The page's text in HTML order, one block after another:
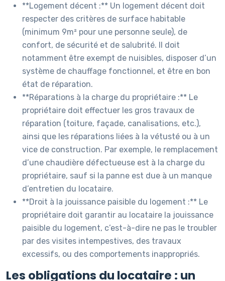
**Logement décent :** Un logement décent doit
respecter des critères de surface habitable
(minimum 9m² pour une personne seule), de
confort, de sécurité et de salubrité. Il doit
notamment être exempt de nuisibles, disposer d’un
système de chauffage fonctionnel, et être en bon
état de réparation.
**Réparations à la charge du propriétaire :** Le
propriétaire doit effectuer les gros travaux de
réparation (toiture, façade, canalisations, etc.),
ainsi que les réparations liées à la vétusté ou à un
vice de construction. Par exemple, le remplacement
d’une chaudière défectueuse est à la charge du
propriétaire, sauf si la panne est due à un manque
d’entretien du locataire.
**Droit à la jouissance paisible du logement :** Le
propriétaire doit garantir au locataire la jouissance
paisible du logement, c’est-à-dire ne pas le troubler
par des visites intempestives, des travaux
excessifs, ou des comportements inappropriés.
Les obligations du locataire : un